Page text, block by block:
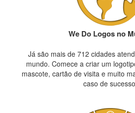
We Do Logos no
Já são mais de 712 cidades
mundo. Comece a criar um
mascote, cartão de visita e muito
caso de